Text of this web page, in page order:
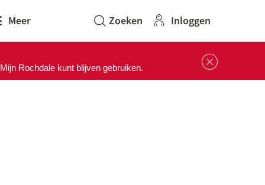
Inloggen
Rochdale kunt blijven gebruiken.